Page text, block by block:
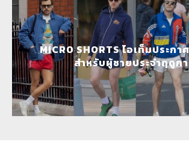
MICRO SHORTS ไอเท็มประก
สำหรับผู้ชายประจำฤดูก